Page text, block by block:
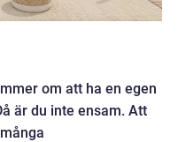
om att ha en egen
är du inte ensam. Att